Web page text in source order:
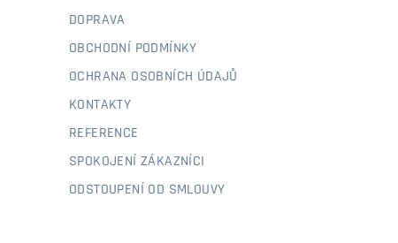
DOPRAVA
OBCHODNÍ PODMÍNKY
OCHRANA OSOBNÍCH ÚDAJŮ
KONTAKTY
REFERENCE
SPOKOJENÍ ZÁKAZNÍCI
ODSTOUPENÍ OD SMLOUVY